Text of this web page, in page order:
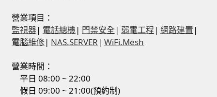
營業項目：
監視器| 電話總機| 門禁安全 | 弱電工程 |網路建置 |
電腦維修| NAS.SERVER |WiFi.Mesh
營業時間：
平日 08:00 ~ 22:00
假日 09:00 ~ 21:00(預約制)